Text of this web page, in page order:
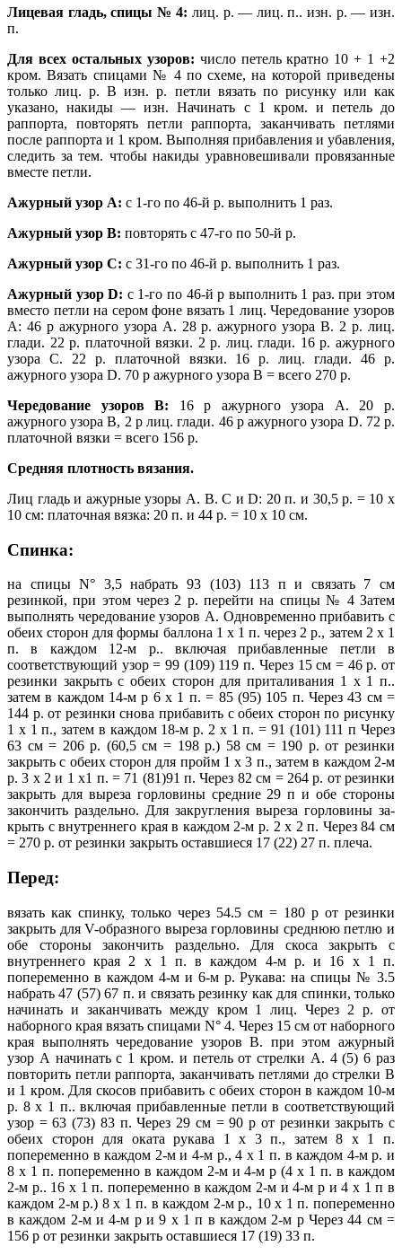
Лицевая гладь, спицы № 4: лиц. р. — лиц. п.. изн. р. — изн.
п.
Для всех остальных узоров: число петель кратно 10 + 1 +2
кром. Вязать спицами № 4 по схеме, на которой приведены
только лиц. р. В изн. р. петли вязать по рисунку или как
указано, накиды — изн. Начинать с 1 кром. и петель до
раппорта, повторять петли раппорта, заканчивать петлями
после раппорта и 1 кром. Выполняя прибавления и убавления,
следить за тем. чтобы накиды уравновешивали провязанные
вместе петли.
Ажурный узор А: с 1-го по 46-й р. выполнить 1 раз.
Ажурный узор В: повторять с 47-го по 50-й р.
Ажурный узор С: с 31-го по 46-й р. выполнить 1 раз.
Ажурный узор D: с 1-го по 46-й р выполнить 1 раз. при этом
вместо петли на сером фоне вязать 1 лиц. Чередование узоров
А: 46 р ажурного узора А. 28 р. ажурного узора В. 2 р. лиц.
глади. 22 р. платочной вязки. 2 р. лиц. глади. 16 р. ажурного
узора С. 22 р. платочной вязки. 16 р. лиц. глади. 46 р.
ажурного узора D. 70 р ажурного узора В = всего 270 р.
Чередование узоров В: 16 р ажурного узора А. 20 р.
ажурного узора В, 2 р лиц. глади. 46 р ажурного узора D. 72 р.
платочной вязки = всего 156 р.
Средняя плотность вязания.
Лиц гладь и ажурные узоры А. В. С и D: 20 п. и 30,5 р. = 10 х
10 см: платочная вязка: 20 п. и 44 р. = 10 х 10 см.
Спинка:
на спицы N° 3,5 набрать 93 (103) 113 п и связать 7 см
резинкой, при этом через 2 р. перейти на спицы № 4 Затем
выполнять чередование узоров А. Одновременно прибавить с
обеих сторон для формы баллона 1 х 1 п. через 2 р., затем 2 х 1
п. в каждом 12-м р.. включая прибавленные петли в
соответствующий узор = 99 (109) 119 п. Через 15 см = 46 р. от
резинки закрыть с обеих сторон для приталивания 1 х 1 п..
затем в каждом 14-м р 6 х 1 п. = 85 (95) 105 п. Через 43 см =
144 р. от резинки снова прибавить с обеих сторон по рисунку
1 х 1 п., затем в каждом 18-м р. 2 х 1 п. = 91 (101) 111 п Через
63 см = 206 р. (60,5 см = 198 р.) 58 см = 190 р. от резинки
закрыть с обеих сторон для пройм 1 х 3 п., затем в каждом 2-м
р. 3 х 2 и 1 х1 п. = 71 (81)91 п. Через 82 см = 264 р. от резинки
закрыть для выреза горловины средние 29 п и обе стороны
закончить раздельно. Для закругления выреза горловины за­
крыть с внутреннего края в каждом 2-м р. 2 х 2 п. Через 84 см
= 270 р. от резинки закрыть оставшиеся 17 (22) 27 п. плеча.
Перед:
вязать как спинку, только через 54.5 см = 180 р от резинки
закрыть для V-образного выреза горловины среднюю петлю и
обе стороны закончить раздельно. Для скоса закрыть с
внутреннего края 2 х 1 п. в каждом 4-м р. и 16 х 1 п.
попеременно в каждом 4-м и 6-м р. Рукава: на спицы № 3.5
набрать 47 (57) 67 п. и связать резинку как для спинки, только
начинать и заканчивать между кром 1 лиц. Через 2 р. от
наборного края вязать спицами N° 4. Через 15 см от наборного
края выполнять чередование узоров В. при этом ажурный
узор А начинать с 1 кром. и петель от стрелки А. 4 (5) 6 раз
повторить петли раппорта, заканчивать петлями до стрелки В
и 1 кром. Для скосов прибавить с обеих сторон в каждом 10-м
р. 8 х 1 п.. включая прибавленные петли в соответствующий
узор = 63 (73) 83 п. Через 29 см = 90 р от резинки закрыть с
обеих сторон для оката рукава 1 х 3 п., затем 8 х 1 п.
попеременно в каждом 2-м и 4-м р., 4 х 1 п. в каждом 4-м р. и
8 х 1 п. попеременно в каждом 2-м и 4-м р (4 х 1 п. в каждом
2-м р.. 16 х 1 п. попеременно в каждом 2-м и 4-м р и 4 х 1 п в
каждом 2-м р.) 8 х 1 п. в каждом 2-м р., 10 х 1 п. попеременно
в каждом 2-м и 4-м р и 9 х 1 п в каждом 2-м р Через 44 см =
156 р от резинки закрыть оставшиеся 17 (19) 33 п.